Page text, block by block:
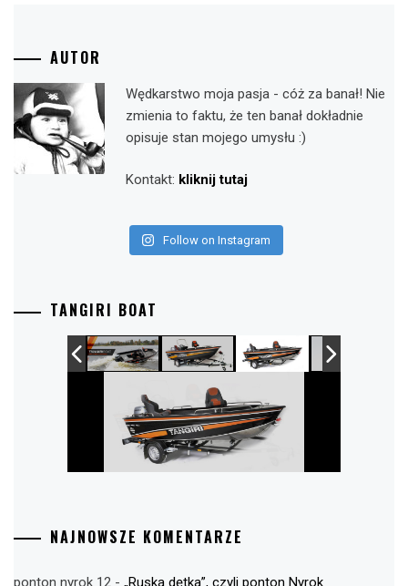
AUTOR
Wędkarstwo moja pasja - cóż za banał! Nie
zmienia to faktu, że ten banał dokładnie
opisuje stan mojego umysłu :)
Kontakt: kliknij tutaj
Follow on Instagram
TANGIRI BOAT
NAJNOWSZE KOMENTARZE
ponton nyrok 12 - „Ruska dętka”, czyli ponton Nyrok